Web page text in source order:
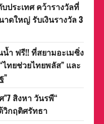
ประเทศ คว้ารางวัลที่
ดใหญ่ รับเงินรางวัล 3
น้ำ ฟรี!! ที่สยามอะเมซิ่ง
ทยช่วยไทยพลัส” และ
”
สิงหา วันรพี“
กฤติศรัทธา